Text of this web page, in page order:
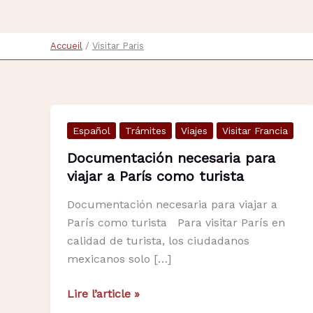
Accueil Visitar Paris
Español Trámites Viajes Visitar Francia
Documentación necesaria para
viajar a París como turista
Documentación necesaria para viajar a
París como turista Para visitar París en
calidad de turista, los ciudadanos
mexicanos solo […]
Documentación
Lire l’article »